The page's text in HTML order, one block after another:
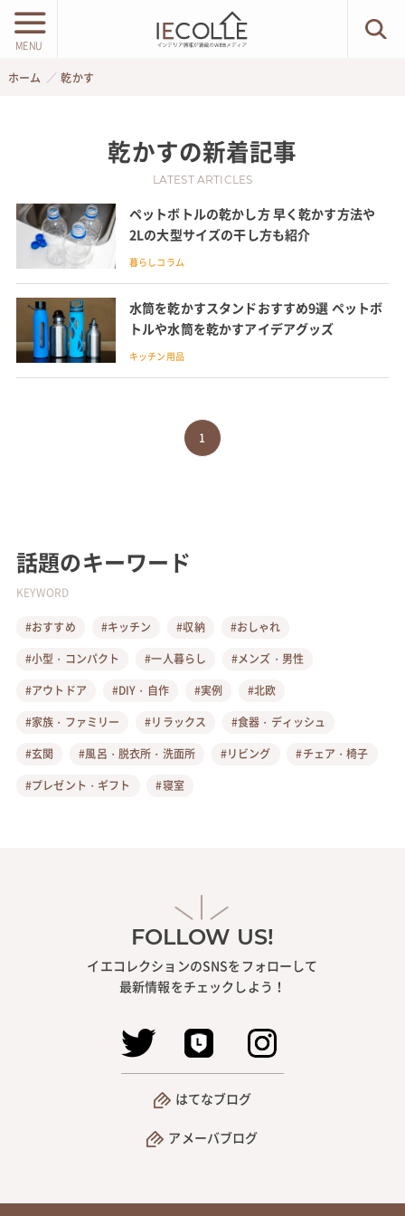
MENU
ホーム 乾かす
乾かすの新着記事
LATEST ARTICLES
ペットボトルの乾かし方 早く乾かす方法や
2Lの大型サイズの干し方も紹介
暮らしコラム
水筒を乾かすスタンドおすすめ9選 ペットボ
トルや水筒を乾かすアイデアグッズ
キッチン用品
1
話題のキーワード
KEYWORD
#おすすめ #キッチン #収納
#おしゃれ
#小型・コンパクト
#一人暮らし
#メンズ・男性
#アウトドア
#DIY・自作 #実例
#北欧
#家族・ファミリー
#リラックス
#食器・ディッシュ
#玄関
#風呂・脱衣所・洗面所 #リビング
#チェア・椅子
#プレゼント・ギフト
#寝室
FOLLOW US!
イエコレクションのSNSをフォローして
最新情報をチェックしよう！
はてなブログ
アメーバブログ